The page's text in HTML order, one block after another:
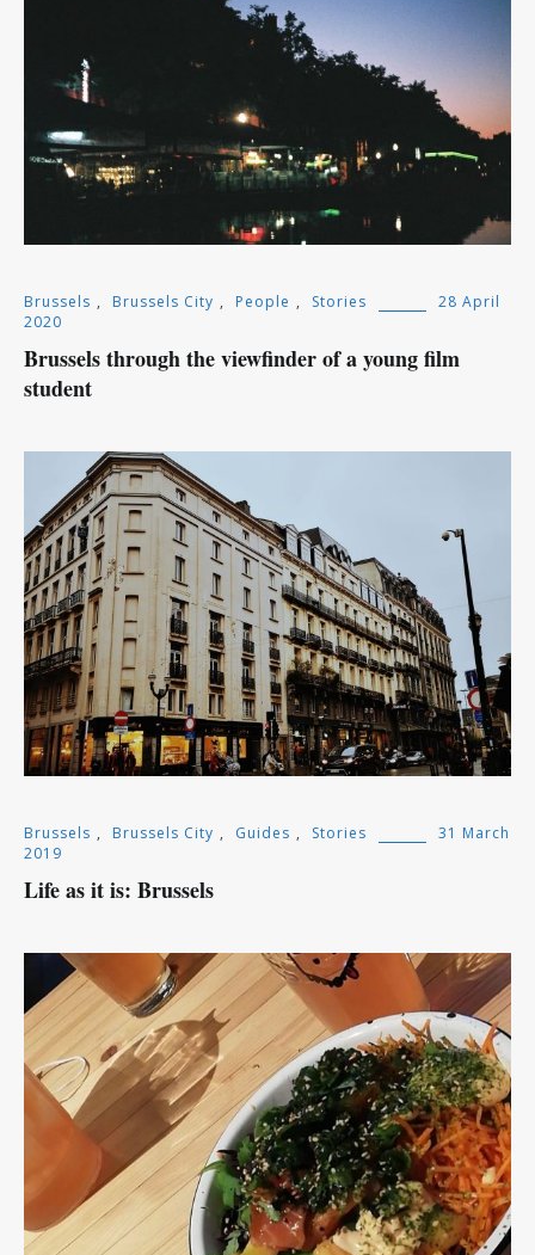
Brussels , Brussels City , People , Stories
28 April
2020
Brussels through the viewfinder of a young film
student
Brussels , Brussels City , Guides , Stories
31 March
2019
Life as it is: Brussels